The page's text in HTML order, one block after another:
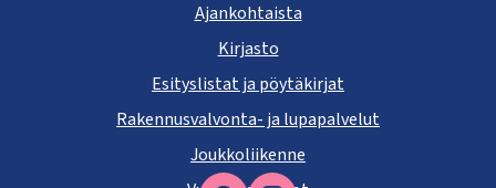
Ajankohtaista
Kirjasto
Esityslistat ja pöytäkirjat
Rakennusvalvonta- ja lupapalvelut
Joukkoliikenne